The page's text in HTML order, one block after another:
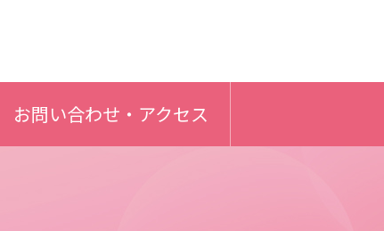
お問い合わせ・アクセス